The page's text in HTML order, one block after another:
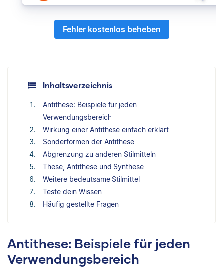
Fehler kostenlos beheben
Inhaltsverzeichnis
Antithese: Beispiele für jeden
Verwendungsbereich
Wirkung einer Antithese einfach erklärt
Sonderformen der Antithese
Abgrenzung zu anderen Stilmitteln
These, Antithese und Synthese
Weitere bedeutsame Stilmittel
Teste dein Wissen
Häufig gestellte Fragen
Antithese: Beispiele für jeden
Verwendungsbereich